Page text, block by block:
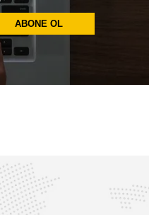
ABONE OL